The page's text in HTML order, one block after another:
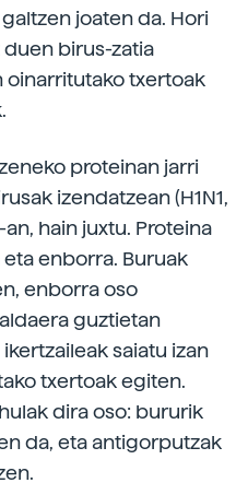
joaten da. Hori
birus-zatia
oinarritutako txertoak
proteinan jarri
izendatzean (H1N1,
hain juxtu. Proteina
enborra. Buruak
enborra oso
guztietan
saiatu izan
txertoak egiten.
dira oso: bururik
da, eta antigorputzak